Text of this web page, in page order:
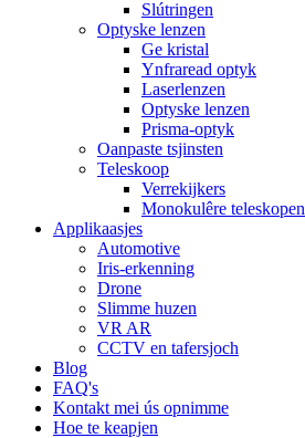
Slútringen
Optyske lenzen
Ge kristal
Ynfraread optyk
Laserlenzen
Optyske lenzen
Prisma-optyk
Oanpaste tsjinsten
Teleskoop
Verrekijkers
Monokulêre teleskopen
Applikaasjes
Automotive
Iris-erkenning
Drone
Slimme huzen
VR AR
CCTV en tafersjoch
Blog
FAQ's
Kontakt mei ús opnimme
Hoe te keapjen